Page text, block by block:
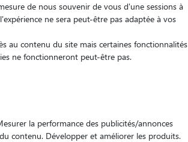
garanties
de nous souvenir de vous d'une sessions à
ne sera peut-être pas adaptée à vos
au contenu du site mais certaines fonctionnalités
ne fonctionneront peut-être pas.
la performance des publicités/annonces
contenu. Développer et améliorer les produits.